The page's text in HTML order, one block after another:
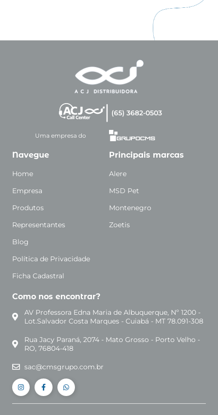
(65) 3682-0503
Uma empresa do
Navegue
Home
Empresa
Produtos
Representantes
Blog
Política de Privacidade
Ficha Cadastral
Principais marcas
Alere
MSD Pet
Montenegro
Zoetis
Como nos encontrar?
AV Professora Edna Maria de Albuquerque, Nº 1200 -
Lot.Salvador Costa Marques - Cuiabá - MT 78.091-308
Rua Jacy Paraná, 2074 - Mato Grosso - Porto Velho -
RO, 76804-418
sac@cmsgrupo.com.br